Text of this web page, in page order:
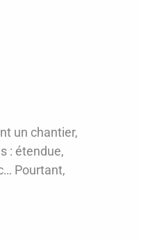
un chantier,
: étendue,
Pourtant,